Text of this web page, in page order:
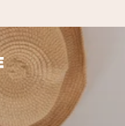
1 prac. dne
odešleme –
chvíli, kdy na